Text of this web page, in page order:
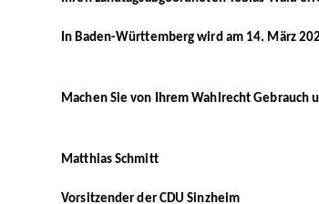
In Baden-Württemberg wird am 14. März
Machen Sie von Ihrem Wahlrecht Gebrauch
Matthias Schmitt
Vorsitzender der CDU Sinzheim